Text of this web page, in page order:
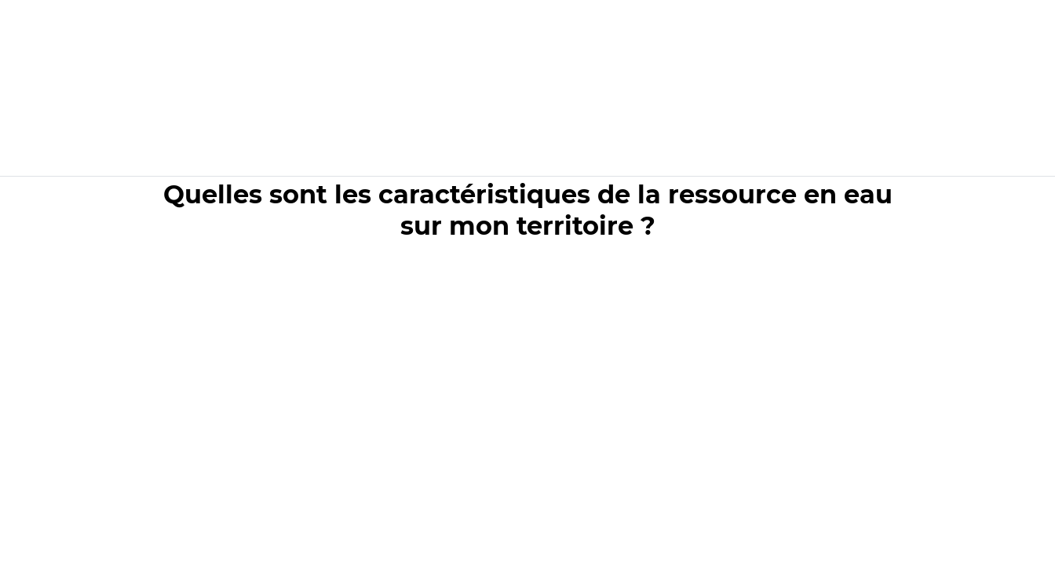
Quelles sont les caractéristiques de la ressource en eau
sur mon territoire ?